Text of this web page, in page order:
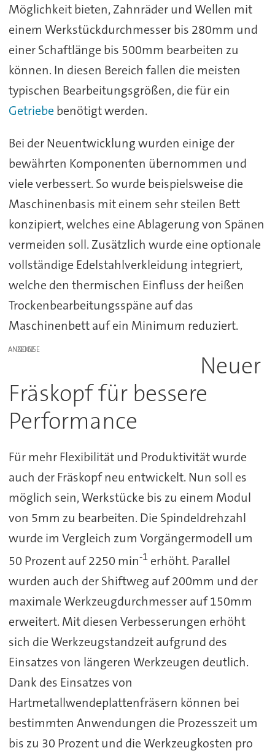
Möglichkeit bieten, Zahnräder und Wellen mit
einem Werkstückdurchmesser bis 280mm und
einer Schaftlänge bis 500mm bearbeiten zu
können. In diesen Bereich fallen die meisten
typischen Bearbeitungsgrößen, die für ein
Getriebe benötigt werden.
Bei der Neuentwicklung wurden einige der
bewährten Komponenten übernommen und
viele verbessert. So wurde beispielsweise die
Maschinenbasis mit einem sehr steilen Bett
konzipiert, welches eine Ablagerung von Spänen
vermeiden soll. Zusätzlich wurde eine optionale
vollständige Edelstahlverkleidung integriert,
welche den thermischen Einfluss der heißen
Trockenbearbeitungsspäne auf das
Maschinenbett auf ein Minimum reduziert.
ANZEIGE
Neuer
Fräskopf für bessere
Performance
Für mehr Flexibilität und Produktivität wurde
auch der Fräskopf neu entwickelt. Nun soll es
möglich sein, Werkstücke bis zu einem Modul
von 5mm zu bearbeiten. Die Spindeldrehzahl
wurde im Vergleich zum Vorgängermodell um
50 Prozent auf 2250 min-1erhöht. Parallel
wurden auch der Shiftweg auf 200mm und der
maximale Werkzeugdurchmesser auf 150mm
erweitert. Mit diesen Verbesserungen erhöht
sich die Werkzeugstandzeit aufgrund des
Einsatzes von längeren Werkzeugen deutlich.
Dank des Einsatzes von
Hartmetallwendeplattenfräsern können bei
bestimmten Anwendungen die Prozesszeit um
bis zu 30 Prozent und die Werkzeugkosten pro